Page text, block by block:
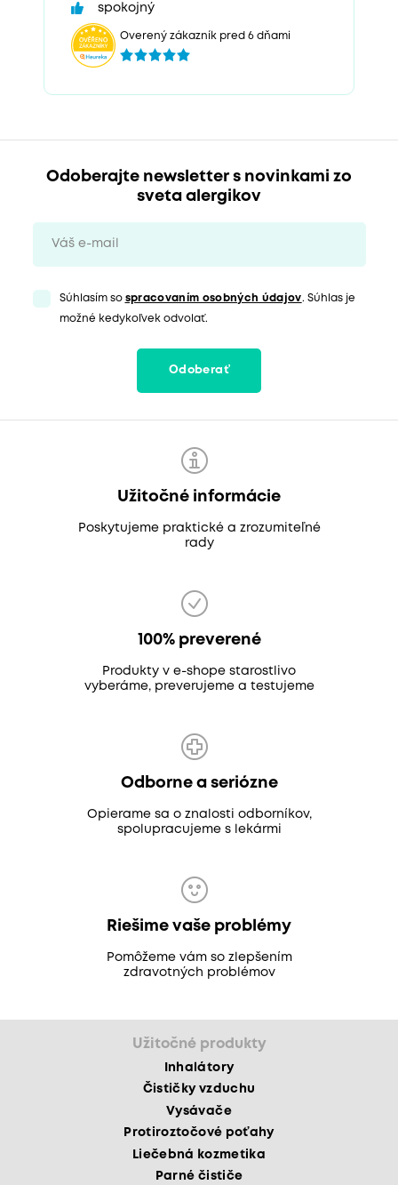
spokojný
Overený zákazník pred 6 dňami
Odoberajte newsletter s novinkami zo
sveta alergikov
Súhlasím so spracovaním osobných údajov. Súhlas je
možné kedykoľvek odvolať.
Odoberať
Užitočné informácie
Poskytujeme praktické a zrozumiteľné
rady
100% preverené
Produkty v e-shope starostlivo
vyberáme, preverujeme a testujeme
Odborne a seriózne
Opierame sa o znalosti odborníkov,
spolupracujeme s lekármi
Riešime vaše problémy
Pomôžeme vám so zlepšením
zdravotných problémov
Užitočné produkty
Inhalátory
Čističky vzduchu
Vysávače
Protiroztočové poťahy
Liečebná kozmetika
Parné čističe